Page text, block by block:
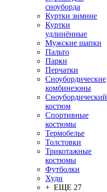
сноуборда
Куртки зимние
Куртки
удлинённые
Мужские шапки
Пальто
Парки
Перчатки
Сноубордические
комбинезоны
Сноубордический
костюм
Спортивные
костюмы
Термобелье
Толстовки
Трикотажные
костюмы
Футболки
Худи
+ ЕЩЕ 27